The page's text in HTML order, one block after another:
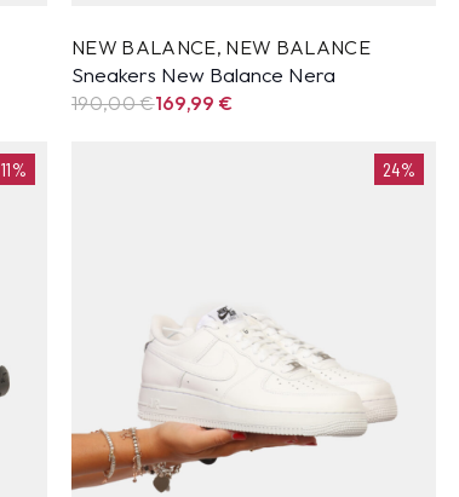
NEW BALANCE, NEW BALANCE
Sneakers New Balance Nera
190,00 €169,99€
11% 24%